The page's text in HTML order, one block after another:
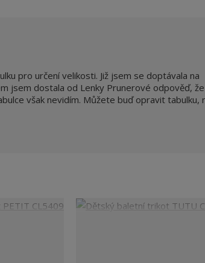
pro určení velikosti. Již jsem se doptávala na
jsem dostala od Lenky Prunerové odpověď, že
však nevidím. Můžete buď opravit tabulku,